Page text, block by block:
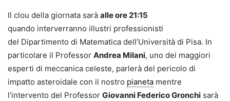
Il clou della giornata sarà alle ore 21:15
quando interverranno illustri professionisti
del Dipartimento di Matematica dell’Università di Pisa. In
particolare il Professor Andrea Milani, uno dei maggiori
esperti di meccanica celeste, parlerà del pericolo di
impatto asteroidale con il nostro pianeta mentre
l’intervento del Professor Giovanni Federico Gronchi sarà